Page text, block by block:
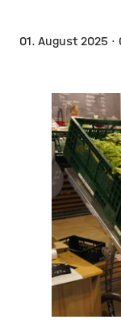
01. August 2025